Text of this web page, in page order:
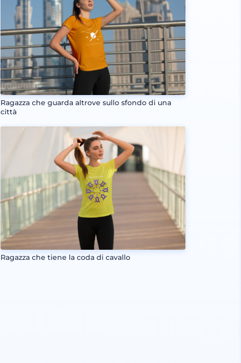
Ragazza che guarda altrove sullo sfondo di una
città
Ragazza che tiene la coda di cavallo